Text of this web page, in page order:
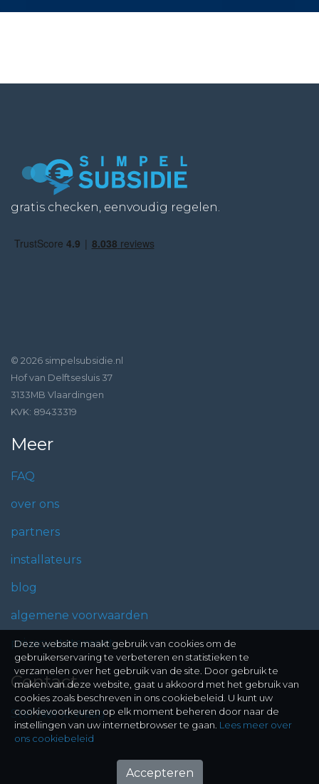
gratis checken, eenvoudig regelen.
© 2026 simpelsubsidie.nl
Hof van Delftsesluis 37
3133MB Vlaardingen
KVK: 89433319
Meer
FAQ
over ons
partners
installateurs
blog
algemene voorwaarden
privacy statement
Contact
Stel hier je vraag
Deze website maakt gebruik van cookies om de
gebruikerservaring te verbeteren en statistieken te
verzamelen over het gebruik van de site. Door gebruik te
maken van deze website, gaat u akkoord met het gebruik van
cookies zoals beschreven in ons cookiebeleid. U kunt uw
cookievoorkeuren op elk moment beheren door naar de
instellingen van uw internetbrowser te gaan. Lees meer over
ons cookiebeleid
Accepteren